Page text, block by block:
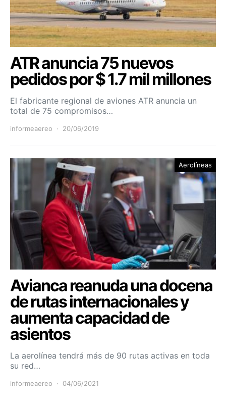
ATR anuncia 75 nuevos
pedidos por $ 1.7 mil millones
El fabricante regional de aviones ATR anuncia un
total de 75 compromisos…
informeaereo 20/06/2019
Aerolíneas
Avianca reanuda una docena
de rutas internacionales y
aumenta capacidad de
asientos
La aerolínea tendrá más de 90 rutas activas en toda
su red…
informeaereo 04/06/2021